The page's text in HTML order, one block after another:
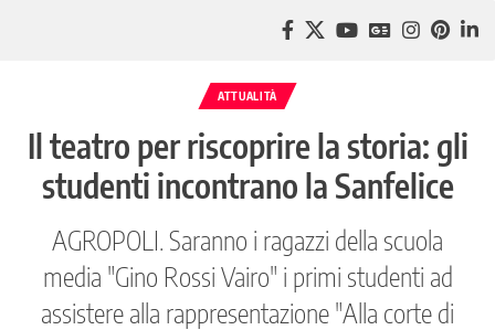
ATTUALITÀ
Il teatro per riscoprire la storia: gli
studenti incontrano la Sanfelice
AGROPOLI. Saranno i ragazzi della scuola
media "Gino Rossi Vairo" i primi studenti ad
assistere alla rappresentazione "Alla corte di